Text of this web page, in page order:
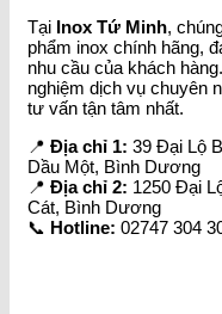
Tại Inox Tứ Minh,
phẩm inox chính hãng,
nhu cầu của khách
nghiệm dịch vụ chuyên
tư vấn tận tâm nhất.
📍 Địa chỉ 1: 39 Đại Lộ
Dầu Một, Bình Dương
📍 Địa chỉ 2: 1250 Đại
Cát, Bình Dương
📞 Hotline: 02747 304